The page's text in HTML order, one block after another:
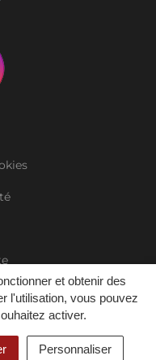
et obtenir des
l'utilisation, vous pouvez
activer.
Personnaliser